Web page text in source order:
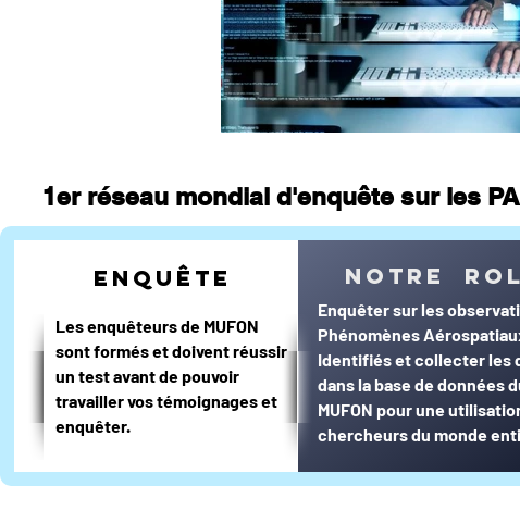
1er réseau mondial d'enquête sur les
enquête
Les enquêteurs de MUFON
sont formés et doivent réussir
un test avant de pouvoir
travailler vos témoignages et
enquêter.
notre
Enquêter sur les
Phénomènes
Identifiés et collecter les
dans la base de données
MUFON pour une
chercheurs du monde